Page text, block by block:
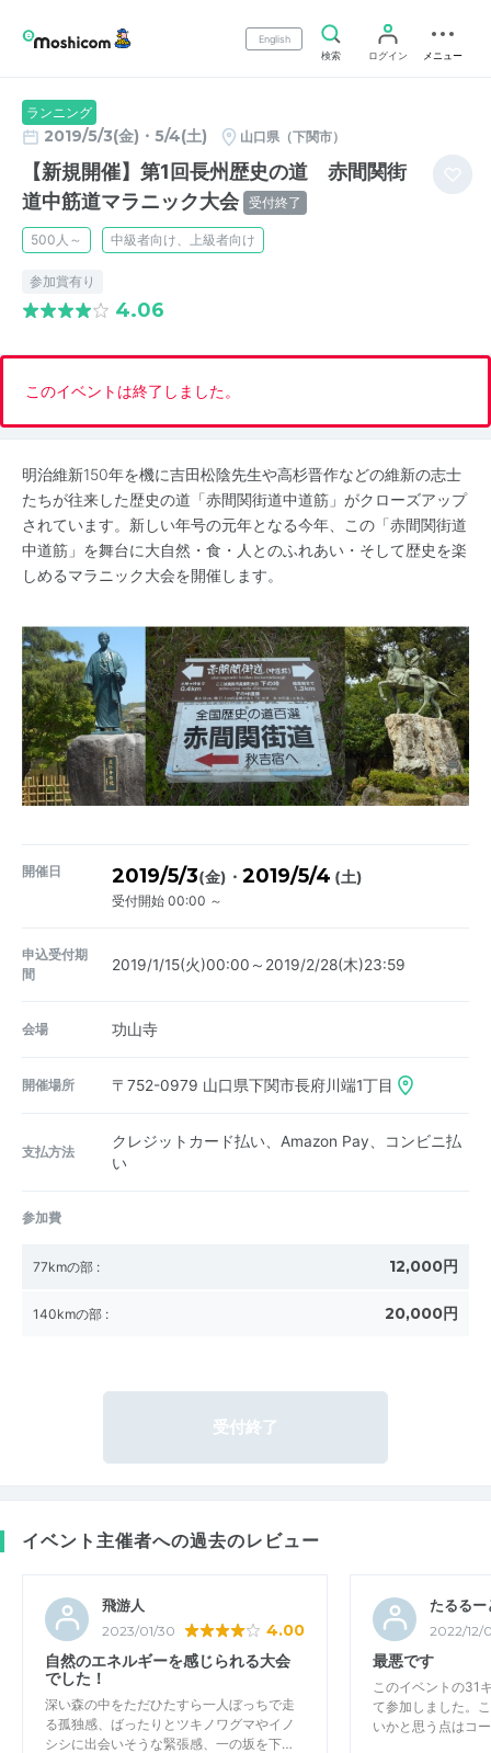
English
検索
ログイン メニュー
ランニング
2019/5/3(金)・5/4(土) 山口県（下関市）
【新規開催】第1回長州歴史の道 赤間関街
道中筋道マラニック大会 受付終了
500人～ 中級者向け、上級者向け
参加賞有り
4.06
このイベントは終了しました。
明治維新150年を機に吉田松陰先生や高杉晋作などの維新の志士
たちが往来した歴史の道「赤間関街道中道筋」がクローズアップ
されています。新しい年号の元年となる今年、この「赤間関街道
中道筋」を舞台に大自然・食・人とのふれあい・そして歴史を楽
しめるマラニック大会を開催します。
開催日 2019/5/3(金) ・ 2019/5/4 (土)
受付開始 00:00 ～
申込受付期
間
2019/1/15(火)00:00～2019/2/28(木)23:59
会場 功山寺
開催場所 〒752-0979 山口県下関市長府川端1丁目
支払方法
クレジットカード払い、Amazon Pay、コンビニ払
い
参加費
77kmの部 : 12,000円
140kmの部 : 20,000円
受付終了
イベント主催者への過去のレビュー
飛游人
2023/01/30 4.00
自然のエネルギーを感じられる大会
でした！
深い森の中をただひたすら一人ぼっちで走
る孤独感、ばったりとツキノワグマやイノ
シシに出会いそうな緊張感、一の坂を下…
たるるー
2022/12/
最悪です
このイベントの31
て参加しました。
いかと思う点はコ